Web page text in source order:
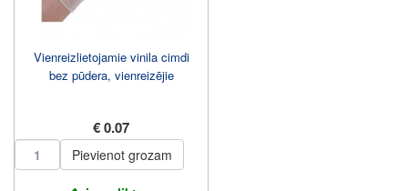
Vienreizlietojamie vinila cimdi
bez pūdera, vienreizējie
€ 0.07
Pievienot grozam